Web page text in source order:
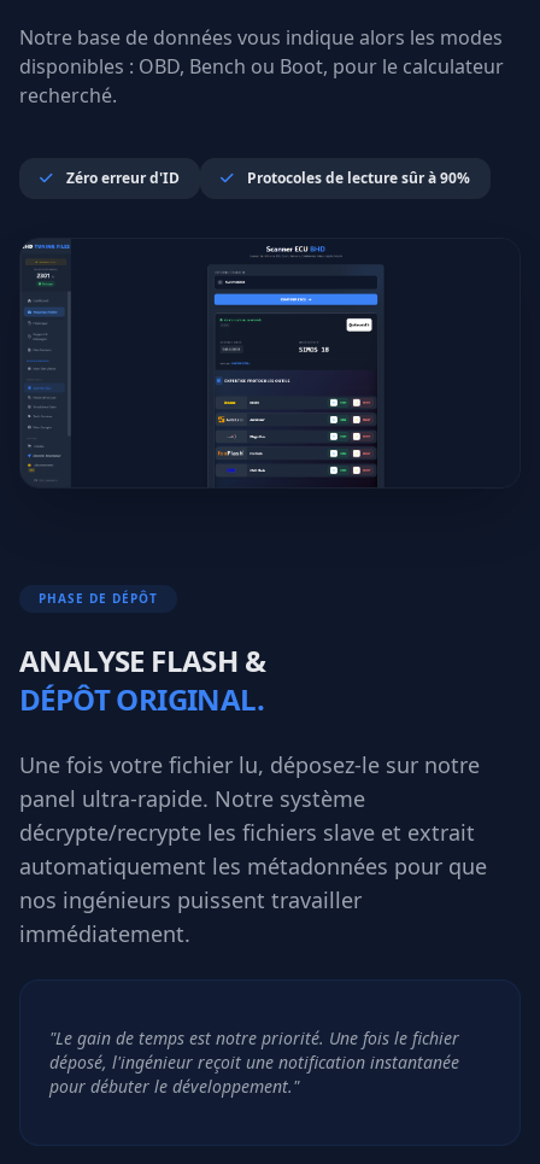
Notre base de données vous indique alors les modes
disponibles : OBD, Bench ou Boot, pour le calculateur
recherché.
Zéro erreur d'ID Protocoles de lecture sûr à 90%
PHASE DE DÉPÔT
ANALYSE FLASH &
DÉPÔT ORIGINAL.
Une fois votre fichier lu, déposez-le sur notre
panel ultra-rapide. Notre système
décrypte/recrypte les fichiers slave et extrait
automatiquement les métadonnées pour que
nos ingénieurs puissent travailler
immédiatement.
"Le gain de temps est notre priorité. Une fois le fichier
déposé, l'ingénieur reçoit une notification instantanée
pour débuter le développement."